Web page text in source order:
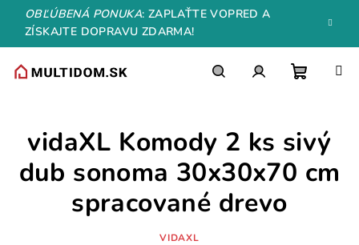
Prejsť
obsah
OBĽÚBENÁ PONUKA: ZAPLAŤTE VOPRED A
ZÍSKAJTE DOPRAVU ZDARMA!
košík
vidaXL Komody 2 ks sivý
dub sonoma 30x30x70 cm
spracované drevo
VIDAXL